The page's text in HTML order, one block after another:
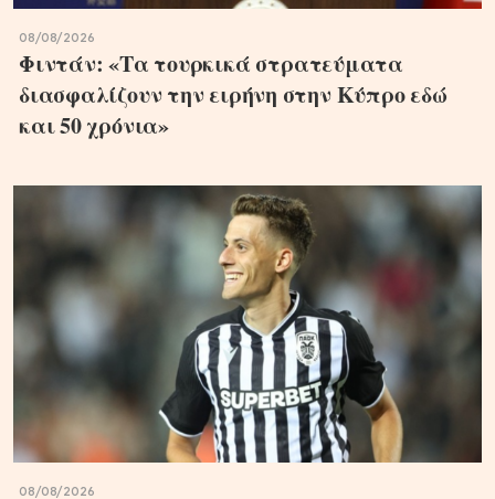
08/08/2026
Φιντάν: «Τα τουρκικά στρατεύματα
διασφαλίζουν την ειρήνη στην Κύπρο εδώ
και 50 χρόνια»
08/08/2026